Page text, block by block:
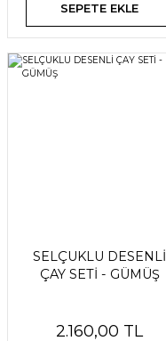
SEPETE EKLE
SELÇUKLU DESENLİ
ÇAY SETİ - GÜMÜŞ
2.160,00 TL